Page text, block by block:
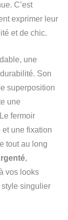
C’est
exprimer leur
et de chic.
une
Son
superposition
une
fermoir
une fixation
tout au long
,
vos looks
singulier